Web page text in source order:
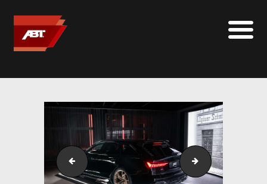
ABT SPORTSLINE FRANCE
MARQUES
LE SUR-MESURE
CONTACT
2026_03_06 - RS6-LE 130 Jahre Edition-292026_03_06 -